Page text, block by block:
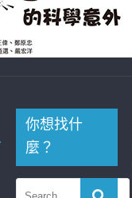
你想找什
麼？